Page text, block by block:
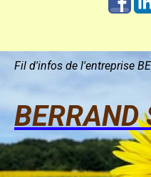
Fil d'infos de l'entreprise
BERRAND